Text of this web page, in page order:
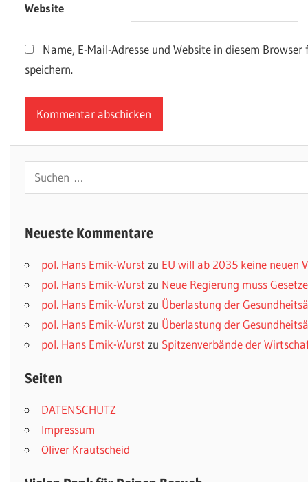
Website
Name, E-Mail-Adresse und Website in diesem
speichern.
Suchen
nach:
Neueste Kommentare
pol. Hans Emik-Wurst zu EU will ab 2035 keine neuen
pol. Hans Emik-Wurst zu Neue Regierung muss
pol. Hans Emik-Wurst zu Überlastung der
pol. Hans Emik-Wurst zu Überlastung der
pol. Hans Emik-Wurst zu Spitzenverbände der
Seiten
DATENSCHUTZ
Impressum
Oliver Krautscheid